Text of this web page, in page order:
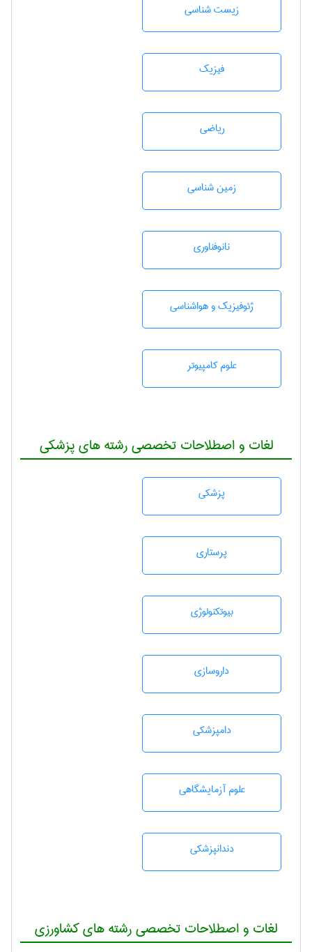
زيست شناسی
فیزیک
رياضی
زمين شناسی
نانوفناوری
ژئوفيزيك و هواشناسی
علوم کامپیوتر
لغات و اصطلاحات تخصصی رشته های پزشکی
پزشكی
پرستاری
بيوتكنولوژی
داروسازی
دامپزشكی
علوم آزمايشگاهی
دندانپزشكی
لغات و اصطلاحات تخصصی رشته های کشاورزی